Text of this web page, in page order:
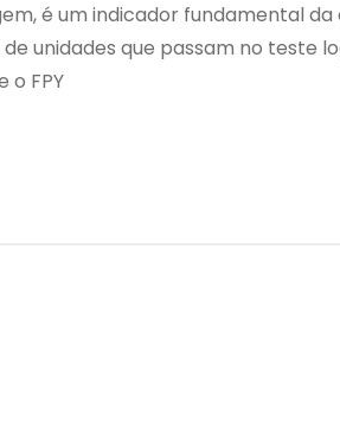
é um indicador fundamental
unidades que passam no teste
o FPY